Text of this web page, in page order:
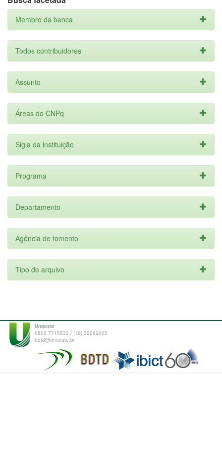
Membro da banca
Todos contribuidores
Assunto
Áreas do CNPq
Sigla da instituição
Programa
Departamento
Agência de fomento
Tipo de arquivo
Unoeste
0800 7715533 / (18) 32292003
bdtd@unoeste.br